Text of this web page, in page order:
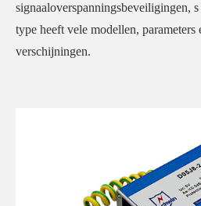
signaaloverspanningsbeveiligingen,
type heeft vele modellen, parameters
verschijningen.